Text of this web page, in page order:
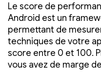
Le score de
Android est un
permettant de
techniques de votre
score entre 0 et 100.
vous avez de marge